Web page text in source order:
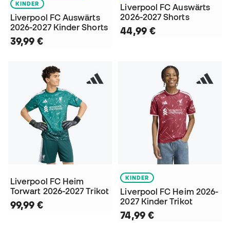
KINDER
Liverpool FC Auswärts
2026-2027 Kinder Shorts
39,99 €
Liverpool FC Auswärts
2026-2027 Shorts
44,99 €
Liverpool FC Heim
Torwart 2026-2027 Trikot
99,99 €
KINDER
Liverpool FC Heim 2026-
2027 Kinder Trikot
74,99 €